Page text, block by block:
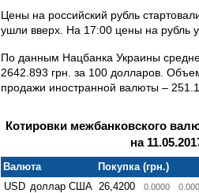
Цены на российский рубль
ушли вверх. На 17:00 цены на рубль
По данным Нацбанка Украины
2642.893 грн. за 100 долларов.
продажи иностранной валюты –
Котировки межбанковского
на
Валюта Покупка (грн.)
USD доллар США 26,4200 0.0000